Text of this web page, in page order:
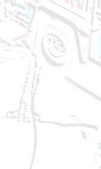
umgestürzt -
- 09.04.2024
- 30.03.2024
- 28.03.2024